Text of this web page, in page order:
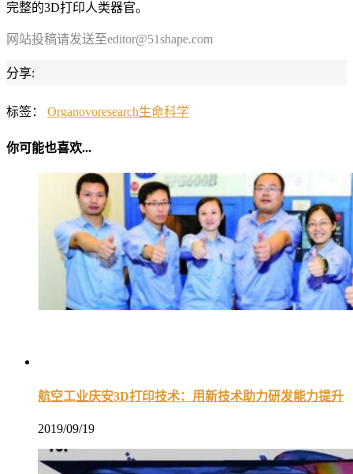
完整的3D打印人类器官。
网站投稿请发送至editor@51shape.com
分享:
标签： Organovoresearch生命科学
你可能也喜欢...
航空工业庆安3D打印技术：用新技术助力研发能力提升
2019/09/19